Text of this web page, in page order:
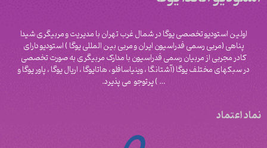
اولین استودیو تخصصی یوگا در شمال غرب تهران با مدیریت و مربیگری شیدا
پناهی (مربی رسمی فدراسیون ایران و مربی بین المللی یوگا ) استودیو دارای
کادر مجربی از مربیان رسمی فدراسیون با مدارک مربیگری به صورت تخصصی
در سبکهای مختلف یوگا (آشتانگا ، وینیاسافلو ، هاتایوگا ، اریال یوگا ، پاور یوگا و
‌… ) پرتوجو می پذیرد.
نماد اعتماد